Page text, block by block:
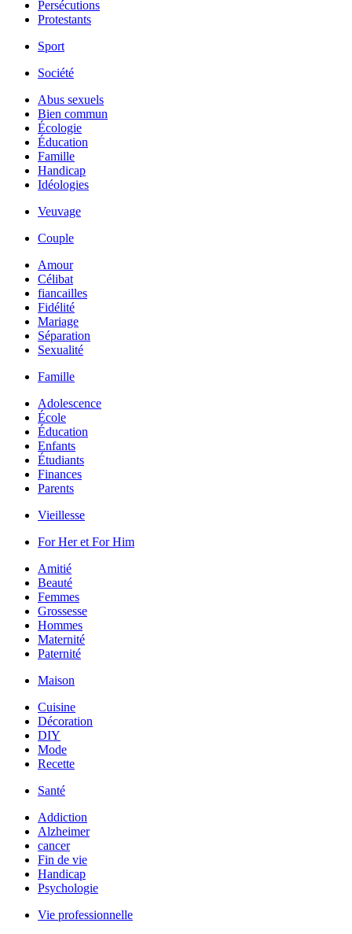
Persécutions
Protestants
Sport
Société
Abus sexuels
Bien commun
Écologie
Éducation
Famille
Handicap
Idéologies
Veuvage
Couple
Amour
Célibat
fiancailles
Fidélité
Mariage
Séparation
Sexualité
Famille
Adolescence
École
Éducation
Enfants
Étudiants
Finances
Parents
Vieillesse
For Her et For Him
Amitié
Beauté
Femmes
Grossesse
Hommes
Maternité
Paternité
Maison
Cuisine
Décoration
DIY
Mode
Recette
Santé
Addiction
Alzheimer
cancer
Fin de vie
Handicap
Psychologie
Vie professionnelle